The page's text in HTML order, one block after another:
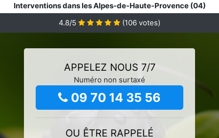
Interventions dans les Alpes-de-Haute-Provence (04)
4.8/5
(106 votes)
APPELEZ NOUS 7/7
Numéro non surtaxé
09 70 14 35 56
OU ÊTRE RAPPELÉ